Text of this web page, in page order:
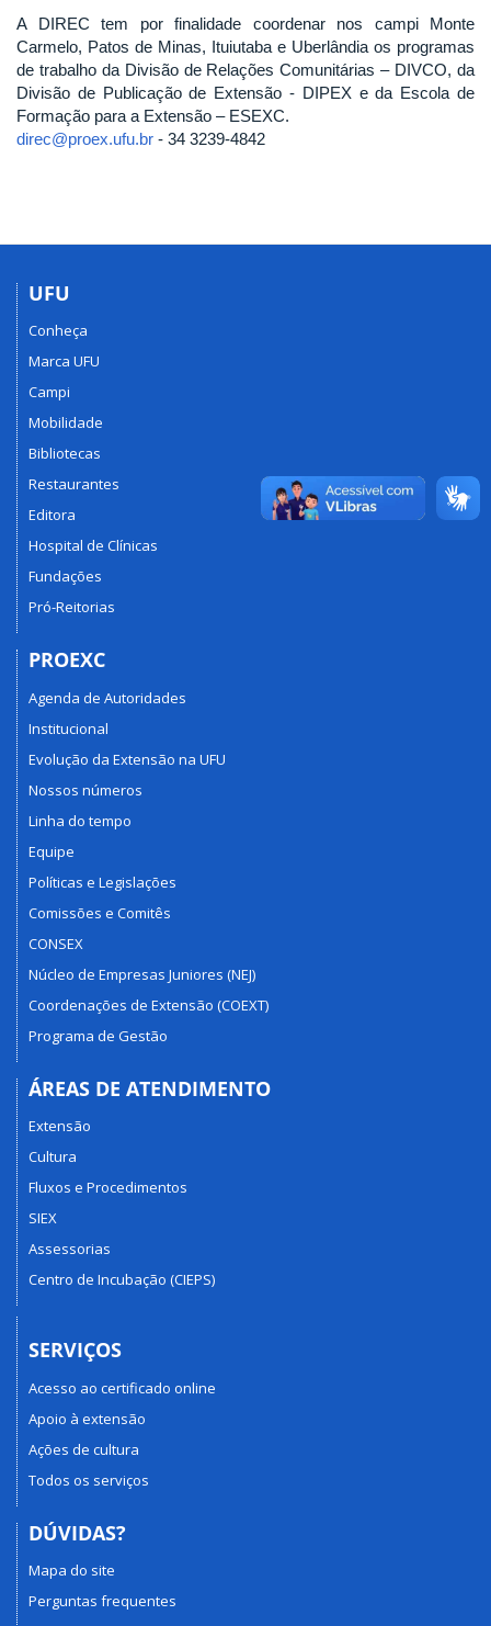
A DIREC tem por finalidade coordenar nos campi Monte
Carmelo, Patos de Minas, Ituiutaba e Uberlândia os programas
de trabalho da Divisão de Relações Comunitárias – DIVCO, da
Divisão de Publicação de Extensão - DIPEX e da Escola de
Formação para a Extensão – ESEXC.
direc@proex.ufu.br - 34 3239-4842
UFU
Conheça
Marca UFU
Campi
Mobilidade
Bibliotecas
Restaurantes
Editora
Hospital de Clínicas
Fundações
Pró-Reitorias
PROEXC
Agenda de Autoridades
Institucional
Evolução da Extensão na UFU
Nossos números
Linha do tempo
Equipe
Políticas e Legislações
Comissões e Comitês
CONSEX
Núcleo de Empresas Juniores (NEJ)
Coordenações de Extensão (COEXT)
Programa de Gestão
ÁREAS DE ATENDIMENTO
Extensão
Cultura
Fluxos e Procedimentos
SIEX
Assessorias
Centro de Incubação (CIEPS)
SERVIÇOS
Acesso ao certificado online
Apoio à extensão
Ações de cultura
Todos os serviços
DÚVIDAS?
Mapa do site
Perguntas frequentes